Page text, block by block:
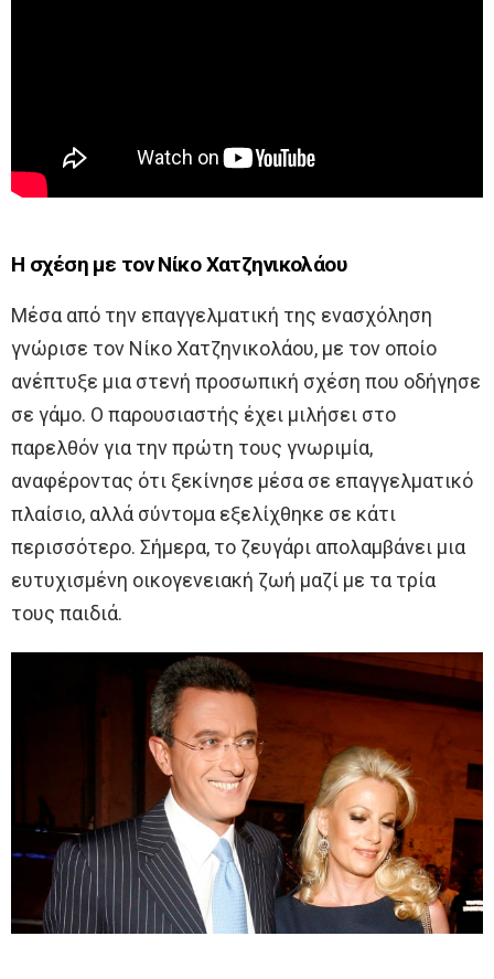
Η σχέση με τον Νίκο Χατζηνικολάου
Μέσα από την επαγγελματική της ενασχόληση
γνώρισε τον Νίκο Χατζηνικολάου, με τον οποίο
ανέπτυξε μια στενή προσωπική σχέση που οδήγησε
σε γάμο. Ο παρουσιαστής έχει μιλήσει στο
παρελθόν για την πρώτη τους γνωριμία,
αναφέροντας ότι ξεκίνησε μέσα σε επαγγελματικό
πλαίσιο, αλλά σύντομα εξελίχθηκε σε κάτι
περισσότερο. Σήμερα, το ζευγάρι απολαμβάνει μια
ευτυχισμένη οικογενειακή ζωή μαζί με τα τρία
τους παιδιά.